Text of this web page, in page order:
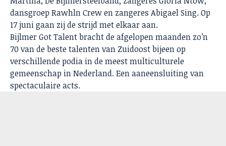
dansgroep Rawhln Crew en zangeres Abigael Sing. Op
17 juni gaan zij de strijd met elkaar aan.
Bijlmer Got Talent bracht de afgelopen maanden zo’n
70 van de beste talenten van Zuidoost bijeen op
verschillende podia in de meest multiculturele
gemeenschap in Nederland. Een aaneensluiting van
spectaculaire acts.